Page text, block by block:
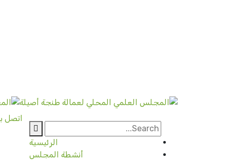
الرئيسية
أنشطة المجلس
اتصل